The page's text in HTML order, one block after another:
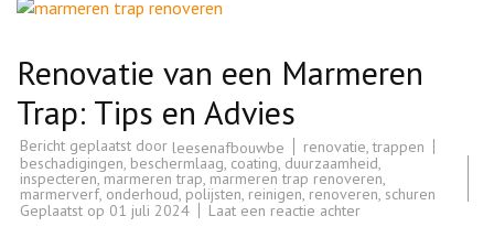
Renovatie van een Marmeren
Trap: Tips en Advies
Bericht geplaatst door leesenafbouwbe renovatie,trappen
beschadigingen, beschermlaag, coating, duurzaamheid,
inspecteren,marmeren trap, marmeren trap renoveren,
marmerverf, onderhoud, polijsten, reinigen, renoveren, schuren
Geplaatst op 01 juli 2024 Laat een reactie achterop